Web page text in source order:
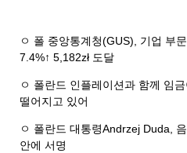
ㅇ 폴 중앙통계청(GUS), 기업 부
7.4%↑ 5,182zł 도달
ㅇ 폴란드 인플레이션과 함께 임
떨어지고 있어
ㅇ 폴란드 대통령Andrzej Duda,
안에 서명